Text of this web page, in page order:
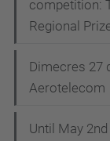
competition:
Regional
Dimecres 27
Aerotelecom
Until May